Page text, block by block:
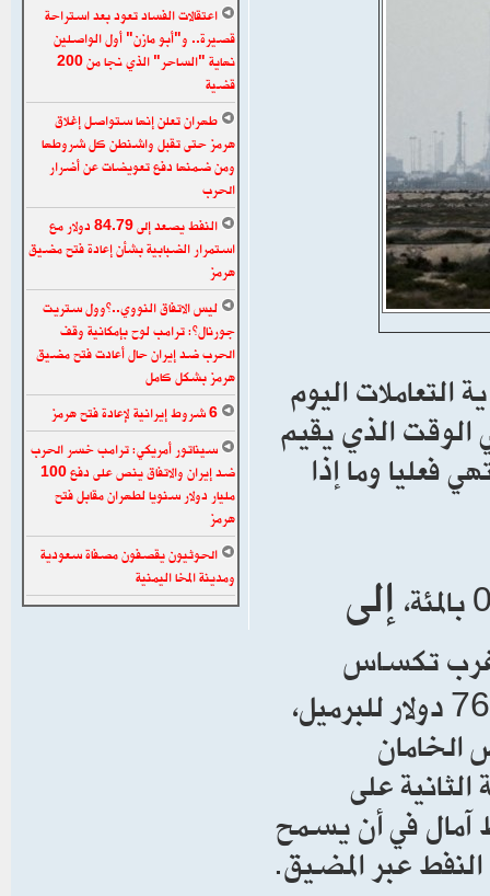
اليوم
الذي يقيم
فعليا وما إذا
إلى
غرب تكساس
الوسيط الأمريكي 48 سنتا، أو 0.6 بالمئة، إلى 76.53 دولار للبرميل،
الخامان
على
آمال في أن يسمح
النفط عبر المضيق.
اعتقالات الفساد تعود بعد استراحة
قصيرة.. و"أبو مازن" أول الواصلين
نهاية "الساحر" الذي نجا من 200
قضية
طهران تعلن إنها ستواصل إغلاق
هرمز حتى تقبل واشنطن كل شروطها
ومن ضمنها دفع تعويضات عن أضرار
الحرب
النفط يصعد إلى 84.79 دولار مع
استمرار الضبابية بشأن إعادة فتح مضيق
هرمز
ليس الاتفاق النووي..”وول ستريت
جورنال”: ترامب لوح بإمكانية وقف
الحرب ضد إيران حال أعادت فتح مضيق
هرمز بشكل كامل
6 شروط إيرانية لإعادة فتح هرمز
سيناتور أمريكي: ترامب خسر الحرب
ضد إيران والاتفاق ينص على دفع 100
مليار دولار سنويا لطهران مقابل فتح
هرمز
الحوثيون يقصفون مصفاة سعودية
ومدينة المخا اليمنية